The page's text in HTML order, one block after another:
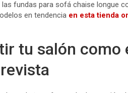
fundas para sofá chaise longue
en tendencia en esta tienda
tu salón como